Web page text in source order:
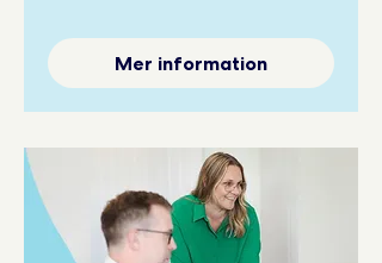
Mer information